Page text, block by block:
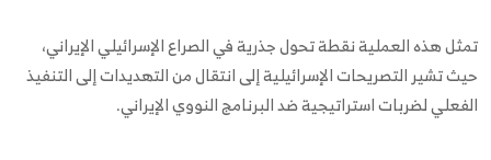
تمثل هذه العملية نقطة تحول جذرية في الصراع الإسرائيلي الإيراني،
حيث تشير التصريحات الإسرائيلية إلى انتقال من التهديدات إلى التنفيذ
الفعلي لضربات استراتيجية ضد البرنامج النووي الإيراني.